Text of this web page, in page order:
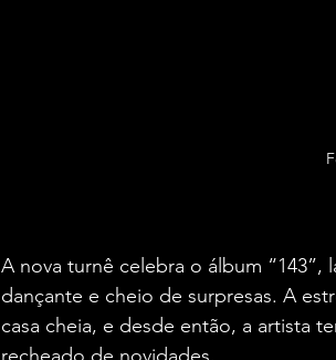
A nova turnê celebra o álbum
dançante e cheio de surpresas. A
casa cheia, e desde então, a artista